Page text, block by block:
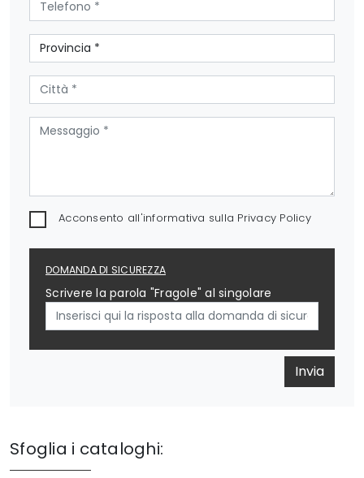
Acconsento all'informativa sulla Privacy Policy
DOMANDA DI SICUREZZA
Scrivere la parola "Fragole" al singolare
Invia
Sfoglia i cataloghi: